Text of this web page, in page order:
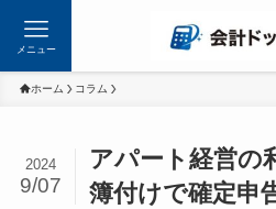
メニュー
ホーム コラム
アパート経営の
簿付けで確定申
2024
9/07